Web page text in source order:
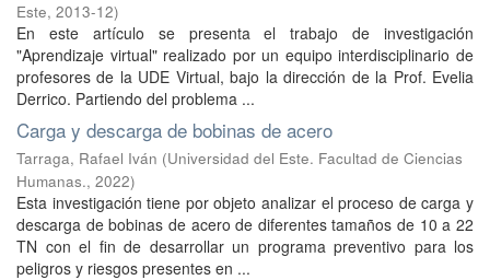
Este, 2013-12)
En este artículo se presenta el trabajo de investigación
"Aprendizaje virtual" realizado por un equipo interdisciplinario de
profesores de la UDE Virtual, bajo la dirección de la Prof. Evelia
Derrico. Partiendo del problema ...
Carga y descarga de bobinas de acero
Tarraga, Rafael Iván (Universidad del Este. Facultad de Ciencias
Humanas., 2022)
Esta investigación tiene por objeto analizar el proceso de carga y
descarga de bobinas de acero de diferentes tamaños de 10 a 22
TN con el fin de desarrollar un programa preventivo para los
peligros y riesgos presentes en ...